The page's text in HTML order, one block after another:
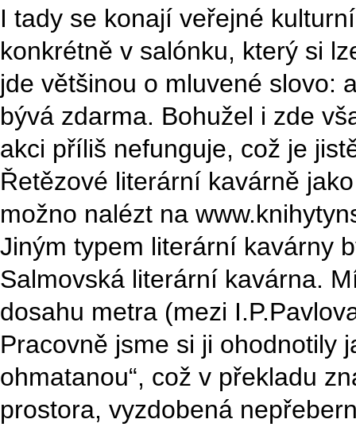
I tady se konají veřejné
konkrétně v salónku, který si
jde většinou o mluvené slovo:
bývá zdarma. Bohužel i zde
akci příliš nefunguje, což je
Řetězové literární kavárně
možno nalézt na
Jiným typem literární kavárny
Salmovská literární kavárna.
dosahu metra (mezi
Pracovně jsme si ji ohodnotily
ohmatanou“, což v překladu
prostora, vyzdobená